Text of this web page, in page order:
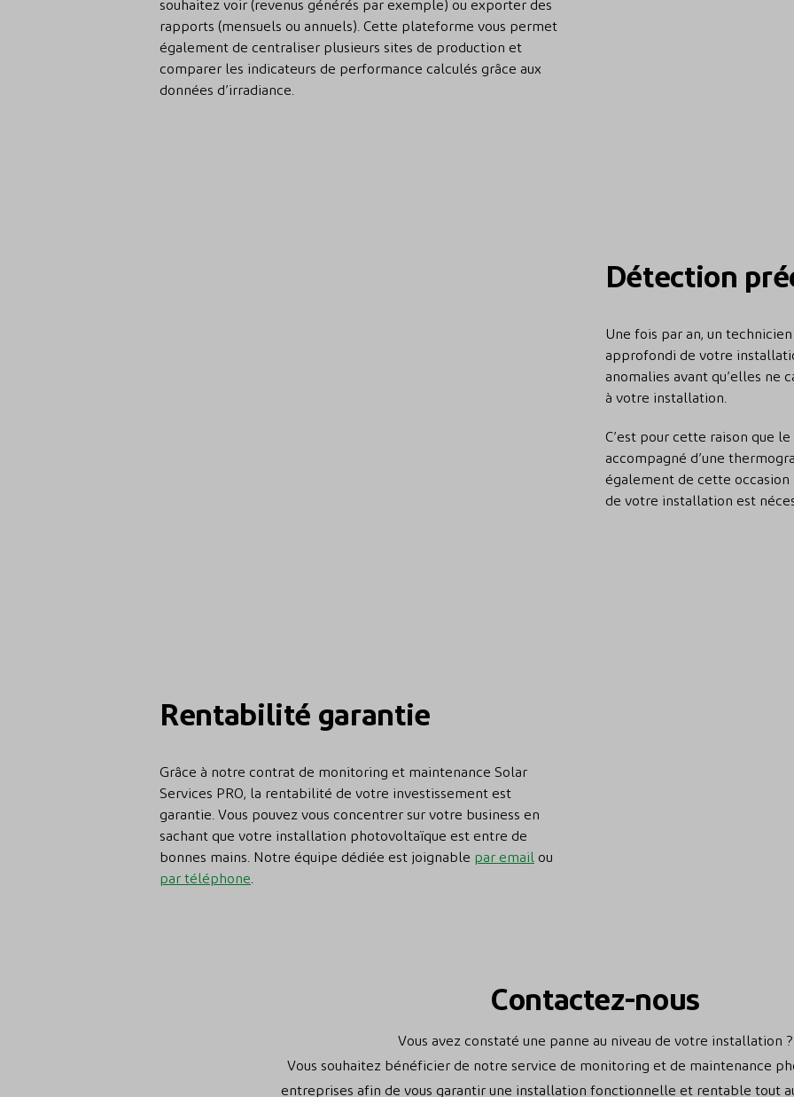
souhaitez voir (revenus générés par exemple) ou exporter des
rapports (mensuels ou annuels). Cette plateforme vous permet
également de centraliser plusieurs sites de production et
comparer les indicateurs de performance calculés grâce aux
données d’irradiance.
Détection
Une fois par an, un
approfondi de votre
anomalies avant qu’elles ne
à votre installation.
C’est pour cette raison que
accompagné d’une
également de cette
de votre installation est
Rentabilité garantie
Grâce à notre contrat de monitoring et maintenance Solar
Services PRO, la rentabilité de votre investissement est
garantie. Vous pouvez vous concentrer sur votre business en
sachant que votre installation photovoltaïque est entre de
bonnes mains. Notre équipe dédiée est joignable par email ou
par téléphone
Contactez-nous
Vous avez constaté une panne au niveau de votre installation ?
Vous souhaitez bénéficier de notre service de monitoring et de maintenance
entreprises afin de vous garantir une installation fonctionnelle et rentable tout